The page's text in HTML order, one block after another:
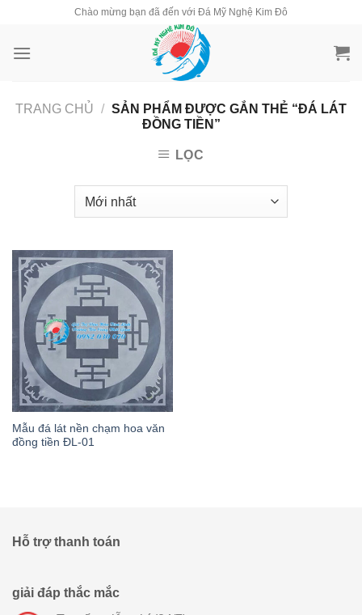
content
Chào mừng bạn đã đến với Đá Mỹ Nghệ Kim Đô
TRANG CHỦ / SẢN PHẨM ĐƯỢC GẮN THẺ “ĐÁ LÁT
ĐỒNG TIỀN”
LỌC
Mẫu đá lát nền chạm hoa văn
đồng tiền ĐL-01
Hỗ trợ thanh toán
giải đáp thắc mắc